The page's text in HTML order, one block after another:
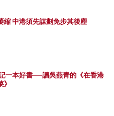
縮 中港須先謀劃免步其後塵
一本好書──讀吳燕青的《在香港